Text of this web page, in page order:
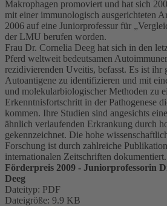
Makrophagen promoviert und hat sich
mit einer immunologisch ausgerichteten
2006 auf eine Juniorprofessur für
der LMU berufen worden.
Frau Dr. Cornelia Deeg hat sich in den
Pferd weltweit bedeutsamen
rezidivierenden Uveitis, befasst. Es ist ihr
Autoantigene zu identifizieren und mit
und molekularbiologischer Methoden zu
Erkenntnisfortschritt in der Pathogenese
kommen. Ihre Studien sind angesichts
ähnlich verlaufenden Erkrankung durch
gekennzeichnet. Die hohe
Forschung ist durch zahlreiche
internationalen Zeitschriften dokumentiert.
Förderpreis 2009 - Juniorprofessorin
Deeg
Dateityp: PDF
Dateigröße: 9.9 KB